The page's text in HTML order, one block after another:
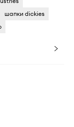
шапки dickies